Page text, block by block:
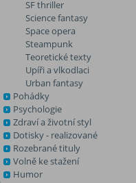
SF thriller
Science fantasy
Space opera
Steampunk
Teoretické texty
Upíři a vlkodlaci
Urban fantasy
Pohádky
Psychologie
Zdraví a životní styl
Dotisky - realizované
Rozebrané tituly
Volně ke stažení
Humor